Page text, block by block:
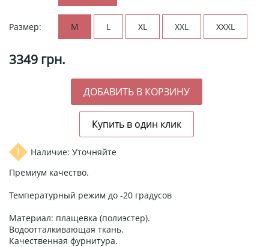
Размер: M L XL XXL XXXL
3349 грн.
Наличие: Уточняйте
Премиум качество.
Температурный режим до -20 градусов
Материал: плащевка (полиэстер).
Водоотталкивающая ткань.
Качественная фурнитура.